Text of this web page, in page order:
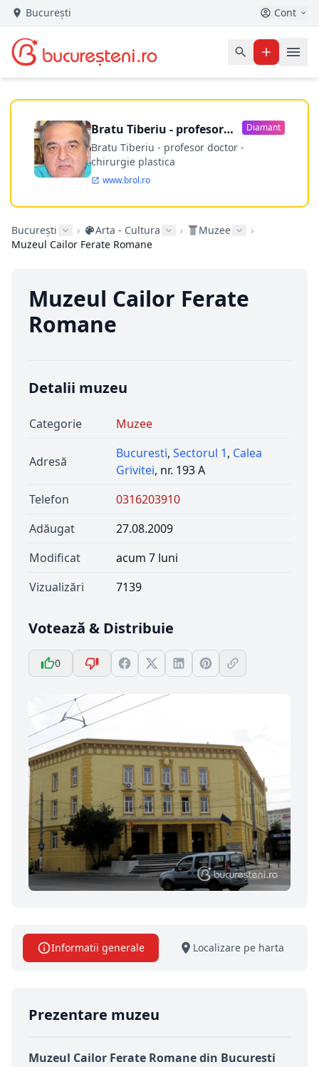
București Cont
Bratu Tiberiu - profesor
doctor
Diamant
Bratu Tiberiu - profesor doctor -
chirurgie plastica
www.brol.ro
București › Arta - Cultura › Muzee
›
Muzeul Cailor Ferate Romane
Muzeul Cailor Ferate
Romane
Detalii muzeu
Categorie Muzee
Adresă
Bucuresti, Sectorul 1, Calea
Grivitei, nr. 193 A
Telefon
0316203910
Adăugat
27.08.2009
Modificat
acum 7 luni
Vizualizări
7139
Votează & Distribuie
0
Informatii generale Localizare pe harta
Prezentare muzeu
Muzeul Cailor Ferate Romane din Bucuresti